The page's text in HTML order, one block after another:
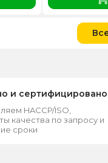
и сертифицировано
HACCP/ISO,
качества по запросу и
сроки